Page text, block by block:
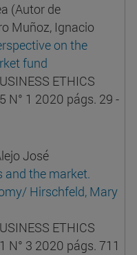
(Autor de
Muñoz, Ignacio
on the
fund
ETHICS
N° 1 2020 págs. 29 -
José
and the market.
Hirschfeld, Mary
ETHICS
N° 3 2020 págs. 711